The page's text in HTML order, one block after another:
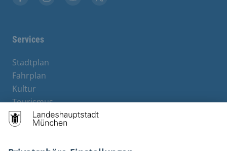
Services
Stadtplan
Fahrplan
Kultur
Tourismus
M-Strom
Bürgerservice